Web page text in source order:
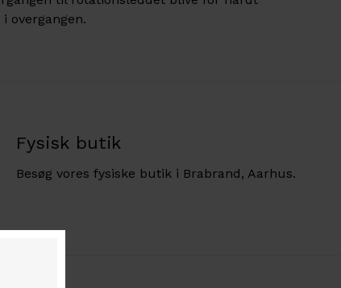
overgangen.
Fysisk butik
Besøg vores fysiske butik i Brabrand, Aarhus.